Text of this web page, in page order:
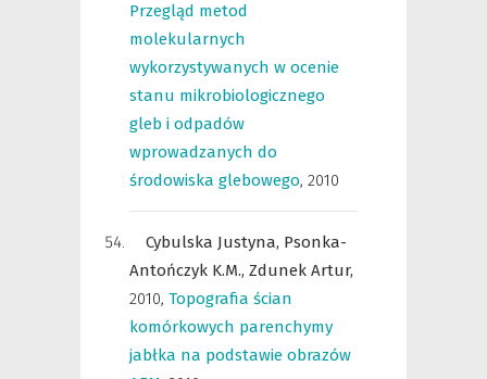
Przegląd metod
molekularnych
wykorzystywanych w ocenie
stanu mikrobiologicznego
gleb i odpadów
wprowadzanych do
środowiska glebowego, 2010
Cybulska Justyna, Psonka-
Antończyk K.M., Zdunek Artur,
2010, Topografia ścian
komórkowych parenchymy
jabłka na podstawie obrazów